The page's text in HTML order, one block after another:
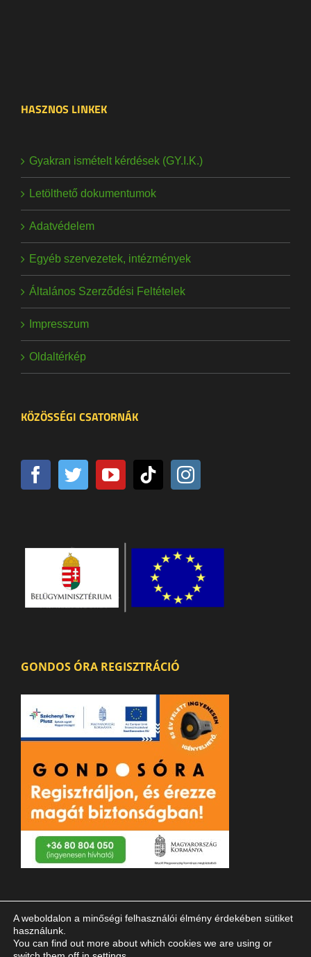
HASZNOS LINKEK
Gyakran ismételt kérdések (GY.I.K.)
Letölthető dokumentumok
Adatvédelem
Egyéb szervezetek, intézmények
Általános Szerződési Feltételek
Impresszum
Oldaltérkép
KÖZÖSSÉGI CSATORNÁK
GONDOS ÓRA REGISZTRÁCIÓ
A weboldalon a minőségi felhasználói élmény érdekében sütiket
használunk.
You can find out more about which cookies we are using or